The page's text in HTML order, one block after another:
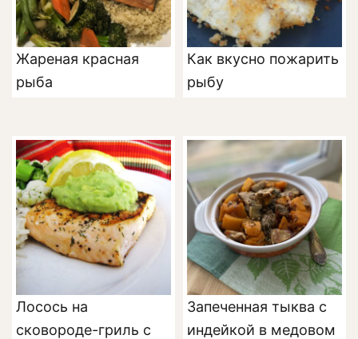
Жареная красная
рыба
Как вкусно пожарить
рыбу
Лосось на
сковороде-гриль с
Запеченная тыква с
индейкой в медовом